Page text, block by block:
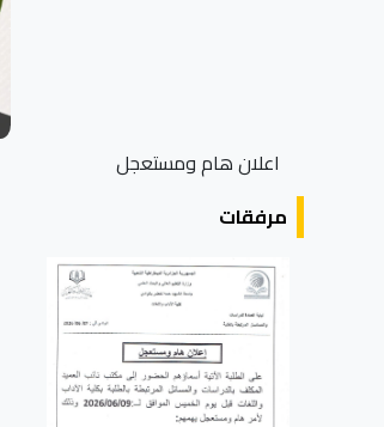
اعلان هام ومستعجل
مرفقات